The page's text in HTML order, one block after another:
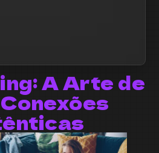
A Arte de